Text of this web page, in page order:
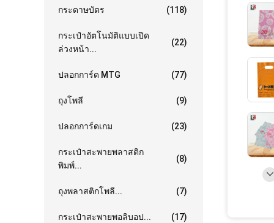
กระดาษบัตร (118)
กระเป๋าอัตโนมัติแบบเปิด
ล่วงหน้า...
(22)
ปลอกการ์ด MTG (77)
ถุงโพลี (9)
ปลอกการ์ดเกม (23)
กระเป๋าสะพายพลาสติก
พิมพ์...
(8)
ถุงพลาสติกโพลี... (7)
กระเป๋าสะพายพอลิบอป... (17)